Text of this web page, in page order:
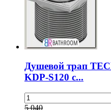
Душевой трап
KDP-S120 с...
5 040